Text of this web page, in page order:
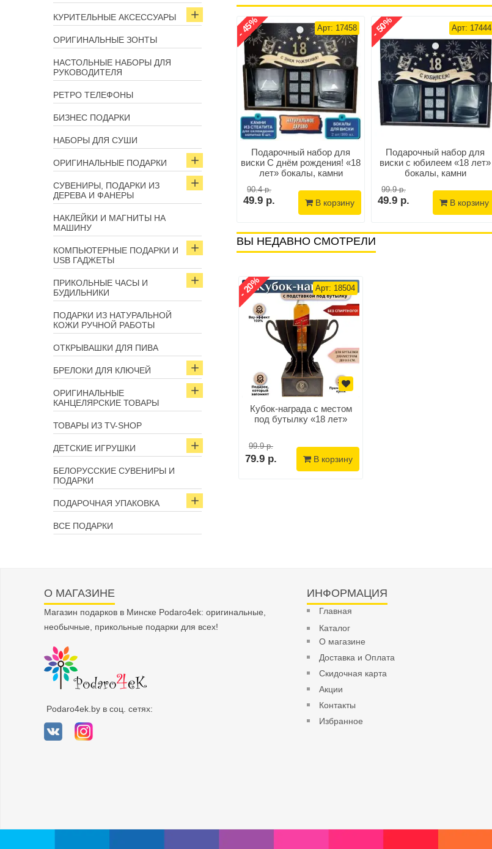
КУРИТЕЛЬНЫЕ АКСЕССУАРЫ
ОРИГИНАЛЬНЫЕ ЗОНТЫ
НАСТОЛЬНЫЕ НАБОРЫ ДЛЯ
РУКОВОДИТЕЛЯ
РЕТРО ТЕЛЕФОНЫ
БИЗНЕС ПОДАРКИ
НАБОРЫ ДЛЯ СУШИ
ОРИГИНАЛЬНЫЕ ПОДАРКИ
СУВЕНИРЫ, ПОДАРКИ ИЗ
ДЕРЕВА И ФАНЕРЫ
НАКЛЕЙКИ И МАГНИТЫ НА
МАШИНУ
КОМПЬЮТЕРНЫЕ ПОДАРКИ И
USB ГАДЖЕТЫ
ПРИКОЛЬНЫЕ ЧАСЫ И
БУДИЛЬНИКИ
ПОДАРКИ ИЗ НАТУРАЛЬНОЙ
КОЖИ РУЧНОЙ РАБОТЫ
ОТКРЫВАШКИ ДЛЯ ПИВА
БРЕЛОКИ ДЛЯ КЛЮЧЕЙ
ОРИГИНАЛЬНЫЕ
КАНЦЕЛЯРСКИЕ ТОВАРЫ
ТОВАРЫ ИЗ TV-SHOP
ДЕТСКИЕ ИГРУШКИ
БЕЛОРУССКИЕ СУВЕНИРЫ И
ПОДАРКИ
ПОДАРОЧНАЯ УПАКОВКА
ВСЕ ПОДАРКИ
Арт: 12897
в подарочной
«18 лет»
В корзину
Арт: 9792
Подарочный набор для
виски «18 лет» на 2 персоны
90.4 р.
64.9 р.
- 28%
В корзину
Арт: 17458
Подарочный набор для
виски С днём рождения! «18
лет» бокалы, камни
90.4 р.
49.9 р.
- 45%
В корзину
Арт: 17444
Подарочный набор для
виски с юбилеем «18 лет»
бокалы, камни
99.9 р.
49.9 р.
- 50%
В корзину
ВЫ НЕДАВНО СМОТРЕЛИ
Арт: 18504
Кубок‑награда с местом
под бутылку «18 лет»
99.9 р.
79.9 р.
- 20%
В корзину
О МАГАЗИНЕ
Магазин подарков в Минске Podaro4ek: оригинальные,
необычные, прикольные подарки для всех!
Podaro4ek.by в соц. сетях:
ИНФОРМАЦИЯ
Главная
Каталог
О магазине
Доставка и Оплата
Скидочная карта
Акции
Контакты
Избранное